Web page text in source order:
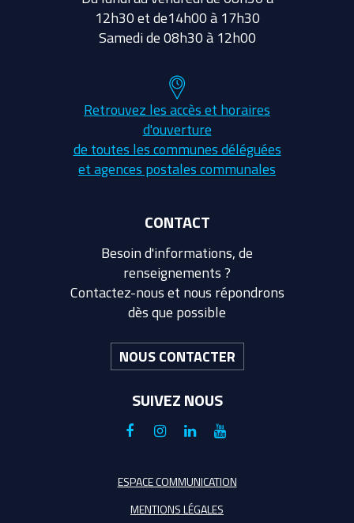
12h30 et de14h00 à 17h30
Samedi de 08h30 à 12h00
Retrouvez les accès et horaires
d'ouverture
de toutes les communes déléguées
et agences postales communales
CONTACT
Besoin d'informations, de
renseignements ?
Contactez-nous et nous répondrons
dès que possible
NOUS CONTACTER
SUIVEZ NOUS
Lien
le
Lien
le
compte
Lien
le
compte
Lien
la
ESPACE COMMUNICATION
MENTIONS LÉGALES